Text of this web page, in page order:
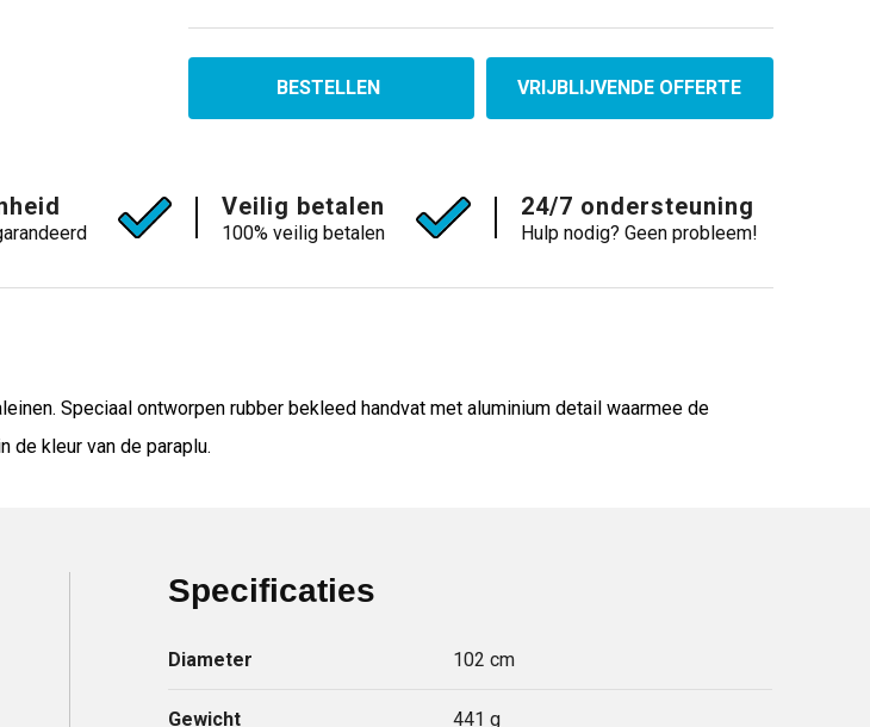
BESTELLEN VRIJBLIJVENDE OFFERTE
Veilig betalen
100% veilig betalen
24/7 ondersteuning
Hulp nodig? Geen probleem!
Speciaal ontworpen rubber bekleed handvat met aluminium detail waarmee de
de kleur van de paraplu.
Specificaties
Diameter 102 cm
Gewicht 441 g